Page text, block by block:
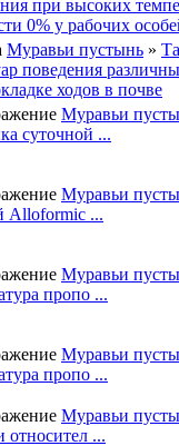
при высоких
0% у рабочих
Муравьи пустынь »
поведения
ходов в почве
Муравьи
суточной ...
Муравьи
Alloformic ...
Муравьи
пропо ...
Муравьи
пропо ...
Муравьи
...